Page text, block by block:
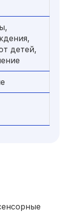
детей,